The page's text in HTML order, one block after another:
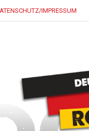
IMPRESSUM